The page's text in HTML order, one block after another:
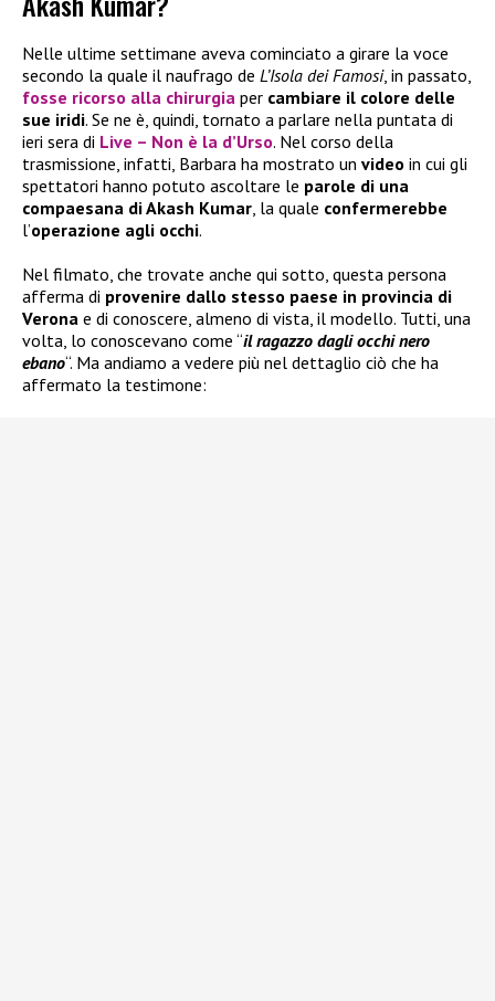
Nelle ultime settimane aveva cominciato a girare la voce
secondo la quale il naufrago de L’Isola dei Famosi, in passato,
fosse ricorso alla chirurgia per cambiare il colore delle
sue iridi. Se ne è, quindi, tornato a parlare nella puntata di
ieri sera di Live – Non è la d’Urso. Nel corso della
trasmissione, infatti, Barbara ha mostrato un video in cui gli
spettatori hanno potuto ascoltare le parole di una
compaesana di Akash Kumar, la quale confermerebbe
l’operazione agli occhi.
Nel filmato, che trovate anche qui sotto, questa persona
afferma di provenire dallo stesso paese in provincia di
Verona e di conoscere, almeno di vista, il modello. Tutti, una
volta, lo conoscevano come “il ragazzo dagli occhi nero
ebano“. Ma andiamo a vedere più nel dettaglio ciò che ha
affermato la testimone: